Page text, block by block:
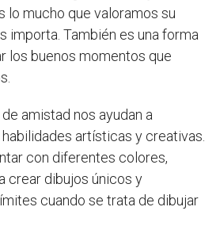
lo mucho que valoramos su
importa. También es una forma
los buenos momentos que
amistad nos ayudan a
artísticas y creativas.
con diferentes colores,
crear dibujos únicos y
cuando se trata de dibujar